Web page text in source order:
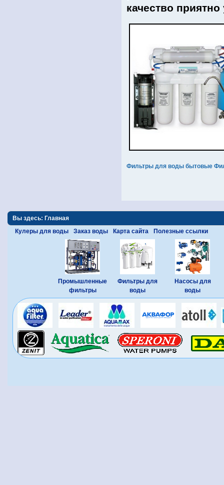
качество
Фильтры для воды бытовые
Вы здесь: Главная
Кулеры для воды
Заказ воды Карта сайта Полезные ссылки
Промышленные
фильтры
Фильтры для
воды
Насосы для
воды